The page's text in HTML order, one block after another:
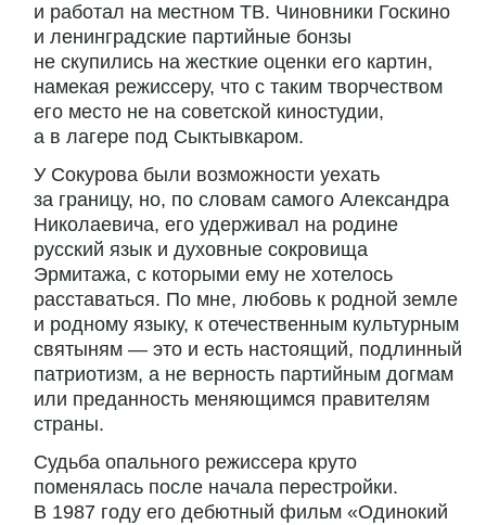
и работал на местном ТВ. Чиновники Госкино
и ленинградские партийные бонзы
не скупились на жесткие оценки его картин,
намекая режиссеру, что с таким творчеством
его место не на советской киностудии,
а в лагере под Сыктывкаром.
У Сокурова были возможности уехать
за границу, но, по словам самого Александра
Николаевича, его удерживал на родине
русский язык и духовные сокровища
Эрмитажа, с которыми ему не хотелось
расставаться. По мне, любовь к родной земле
и родному языку, к отечественным культурным
святыням — это и есть настоящий, подлинный
патриотизм, а не верность партийным догмам
или преданность меняющимся правителям
страны.
Судьба опального режиссера круто
поменялась после начала перестройки.
В 1987 году его дебютный фильм «Одинокий